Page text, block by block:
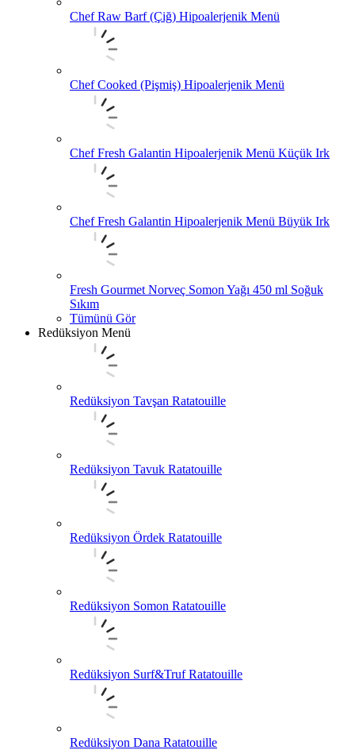
Chef Raw Barf (Çiğ) Hipoalerjenik Menü
Chef Cooked (Pişmiş) Hipoalerjenik Menü
Chef Fresh Galantin Hipoalerjenik Menü Küçük Irk
Chef Fresh Galantin Hipoalerjenik Menü Büyük Irk
Fresh Gourmet Norveç Somon Yağı 450 ml Soğuk
Sıkım
Tümünü Gör
Redüksiyon Menü
Redüksiyon Tavşan Ratatouille
Redüksiyon Tavuk Ratatouille
Redüksiyon Ördek Ratatouille
Redüksiyon Somon Ratatouille
Redüksiyon Surf&Truf Ratatouille
Redüksiyon Dana Ratatouille